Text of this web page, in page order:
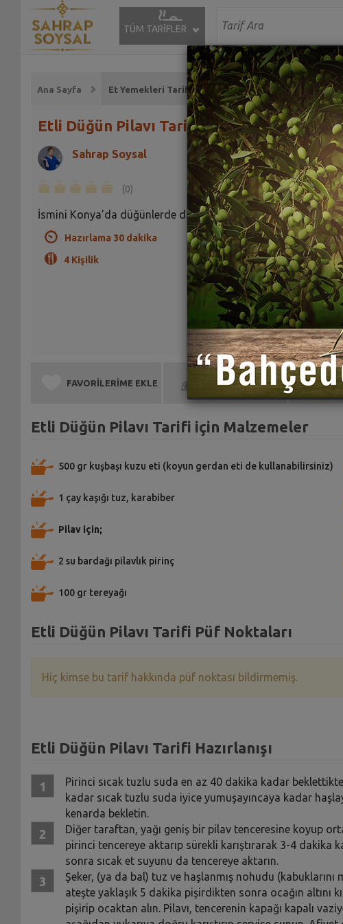
TÜM TARİFLER
Ana Sayfa Et Yemekleri Tarifleri
Etli Düğün Pilavı Tarifi
Sahrap Soysal
(0)
İsmini Konya'da düğünlerde dağıtılmasından almıştır.
Hazırlama 30 dakika
4 Kişilik
FAVORİLERİME EKLE BEN DE YAPTIM
Etli Düğün Pilavı Tarifi için Malzemeler
500 gr kuşbaşı kuzu eti (koyun gerdan eti de kullanabilirsiniz)
1 çay kaşığı tuz, karabiber
Pilav için;
2 su bardağı pilavlık pirinç
100 gr tereyağı
Etli Düğün Pilavı Tarifi Püf Noktaları
Hiç kimse bu tarif hakkında püf noktası bildirmemiş.
Etli Düğün Pilavı Tarifi Hazırlanışı
Pirinci sıcak tuzlu suda en az 40 dakika kadar
kadar sıcak tuzlu suda iyice yumuşayıncaya kadar
kenarda bekletin.
Diğer taraftan, yağı geniş bir pilav tenceresine koyup
pirinci tencereye aktarıp sürekli karıştırarak 3-4
sonra sıcak et suyunu da tencereye aktarın.
Şeker, (ya da bal) tuz ve haşlanmış nohudu (kabuklarını
ateşte yaklaşık 5 dakika pişirdikten sonra ocağın altını
pişirip ocaktan alın. Pilavı, tencerenin kapağı kapalı